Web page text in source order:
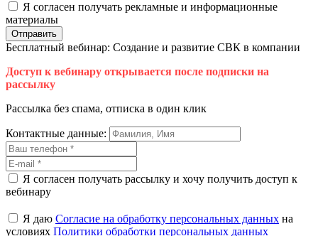
Я согласен получать рекламные и информационные
материалы
Отправить
Бесплатный вебинар: Создание и развитие СВК в компании
Доступ к вебинару открывается после подписки на
рассылку
Рассылка без спама, отписка в один клик
Контактные данные:
Я согласен получать рассылку и хочу получить доступ к
вебинару
Я даю Согласие на обработку персональных данных на
условиях Политики обработки персональных данных